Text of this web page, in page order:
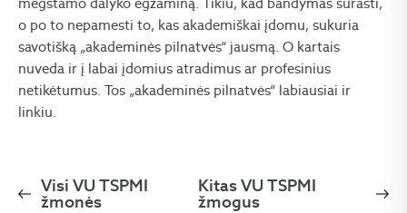
o po to nepamesti to, kas akademiškai įdomu, sukuria
savotišką „akademinės pilnatvės“ jausmą. O kartais
nuveda ir į labai įdomius atradimus ar profesinius
netikėtumus. Tos „akademinės pilnatvės“ labiausiai ir
linkiu.
Visi VU TSPMI
žmonės
Kitas VU TSPMI
žmogus